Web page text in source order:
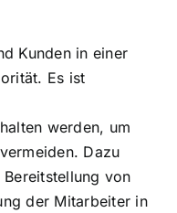
Kundenin einer
Es ist
werden, um
Dazu
von
der Mitarbeiter in